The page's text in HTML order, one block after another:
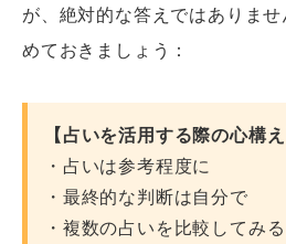
が、絶対的な答えではありま
めておきましょう：
【占いを活用する際の心構え
・占いは参考程度に
・最終的な判断は自分で
・複数の占いを比較してみる